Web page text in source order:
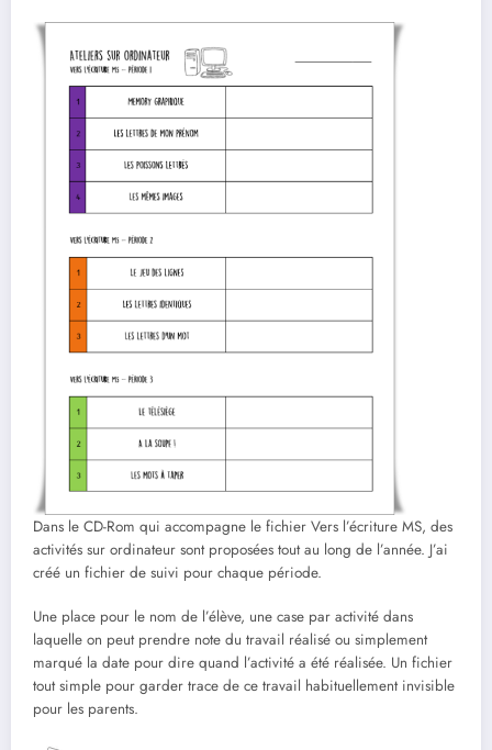
Dans le CD-Rom qui accompagne le fichier Vers l’écriture MS, des
activités sur ordinateur sont proposées tout au long de l’année. J’ai
créé un fichier de suivi pour chaque période.
Une place pour le nom de l’élève, une case par activité dans
laquelle on peut prendre note du travail réalisé ou simplement
marqué la date pour dire quand l’activité a été réalisée. Un fichier
tout simple pour garder trace de ce travail habituellement invisible
pour les parents.